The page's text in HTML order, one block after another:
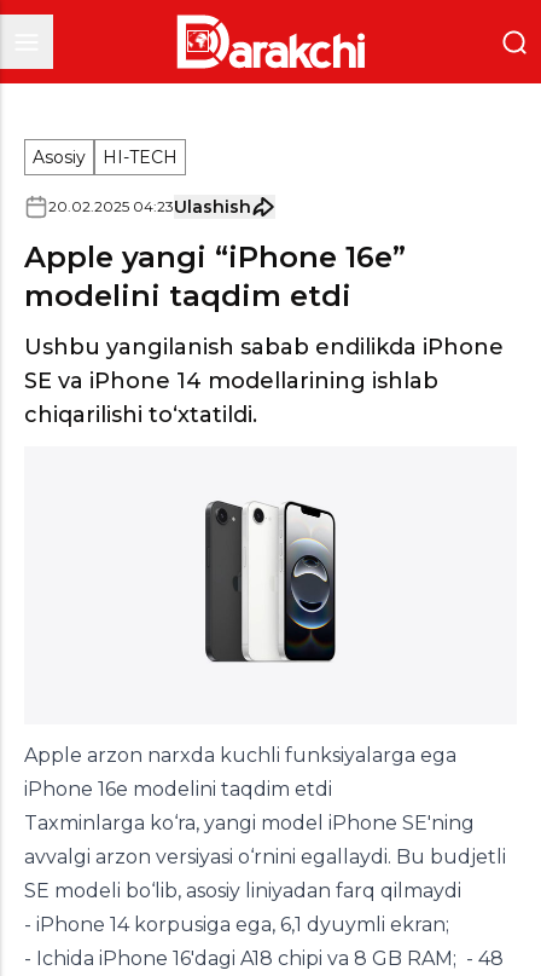
Asosiy HI-TECH
20.02.2025 04:23Ulashish
Apple yangi “iPhone 16e”
modelini taqdim etdi
Ushbu yangilanish sabab endilikda iPhone
SЕ va iPhone 14 modellarining ishlab
chiqarilishi to‘xtatildi.
Apple arzon narxda kuchli funksiyalarga ega
iPhone 16e modelini taqdim etdi
Taxminlarga ko‘ra, yangi model iPhone SE'ning
avvalgi arzon versiyasi o‘rnini egallaydi. Bu budjetli
SE modeli bo‘lib, asosiy liniyadan farq qilmaydi
- iPhone 14 korpusiga ega, 6,1 dyuymli ekran;
- Ichida iPhone 16'dagi A18 chipi va 8 GB RAM; - 48